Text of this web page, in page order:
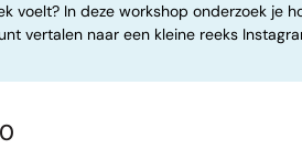
voelt? In deze workshop onderzoek je
vertalen naar een kleine reeks